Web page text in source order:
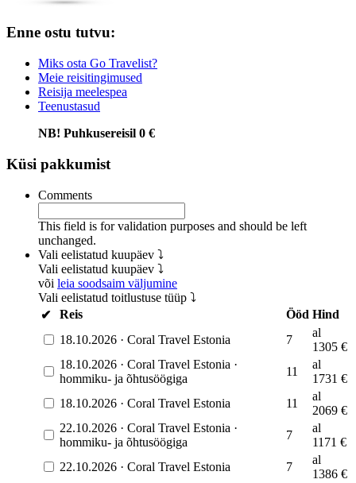
Enne ostu tutvu:
Miks osta Go Travelist?
Meie reisitingimused
Reisija meelespea
Teenustasud
NB! Puhkusereisil 0 €
Küsi pakkumist
Comments
This field is for validation purposes and should be left
unchanged.
Vali eelistatud kuupäev ⤵
Vali eelistatud kuupäev ⤵
või leia soodsaim väljumine
Vali eelistatud toitlustuse tüüp ⤵
✔
Reis Ööd Hind
18.10.2026 · Coral Travel Estonia 7
al
1305 €
18.10.2026 · Coral Travel Estonia ·
hommiku- ja õhtusöögiga
11
al
1731 €
18.10.2026 · Coral Travel Estonia 11
al
2069 €
22.10.2026 · Coral Travel Estonia ·
hommiku- ja õhtusöögiga
7
al
1171 €
22.10.2026 · Coral Travel Estonia 7
al
1386 €